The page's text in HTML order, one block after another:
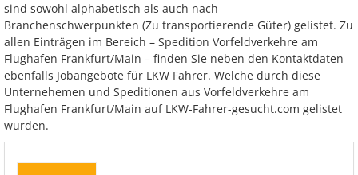
sind sowohl alphabetisch als auch nach
Branchenschwerpunkten (Zu transportierende Güter) gelistet. Zu
allen Einträgen im Bereich – Spedition Vorfeldverkehre am
Flughafen Frankfurt/Main – finden Sie neben den Kontaktdaten
ebenfalls Jobangebote für LKW Fahrer. Welche durch diese
Unternehemen und Speditionen aus Vorfeldverkehre am
Flughafen Frankfurt/Main auf LKW-Fahrer-gesucht.com gelistet
wurden.